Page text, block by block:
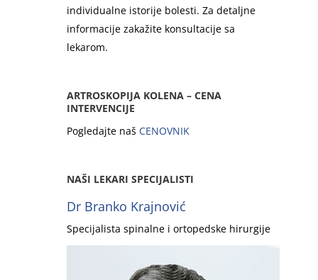
individualne istorije bolesti. Za detaljne
informacije zakažite konsultacije sa
lekarom.
ARTROSKOPIJA KOLENA – CENA
INTERVENCIJE
Pogledajte naš CENOVNIK
NAŠI LEKARI SPECIJALISTI
Dr Branko Krajnović
Specijalista spinalne i ortopedske hirurgije